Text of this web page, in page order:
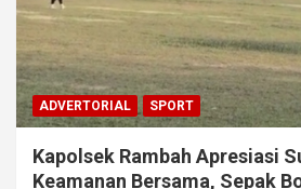
ADVERTORIAL SPORT
Kapolsek Rambah Apresiasi
Keamanan Bersama, Sepak